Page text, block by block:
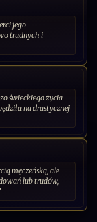
jego
trudnych i
świeckiego życia
na drastycznej
męczeńską, ale
lub trudów,